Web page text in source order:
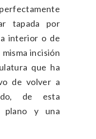
tapada por
interior o de
incisión
que ha
de volver a
de esta
plano y una